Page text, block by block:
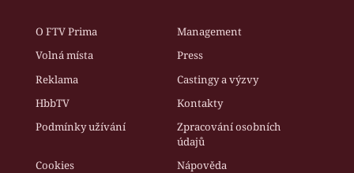
O FTV Prima
Management
Volná místa
Press
Reklama
Castingy a výzvy
HbbTV
Kontakty
Podmínky užívání
Zpracování osobních
údajů
Cookies
Nápověda